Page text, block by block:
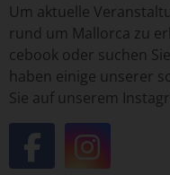
Um­ ak­tu­el­le
run­d um ­Mal­lor­ca ­zu
ce­book o­der ­su­chen
ha­ben ei­ni­ge un­se­rer
Sie auf un­se­rem